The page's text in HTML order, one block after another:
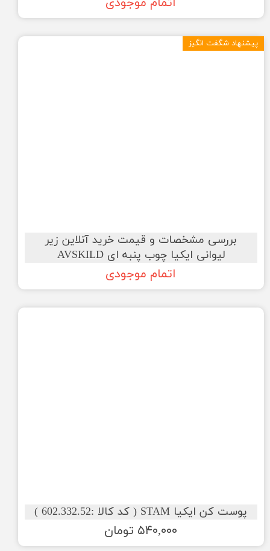
بررسی مشخصات و قیمت خرید آنلاین زیر
لیوانی ایکیا چوب پنبه ای AVSKILD
اتمام موجودی
پیشنهاد شگفت انگیز
پوست کن ایکیا STAM ( کد کالا :602.332.52 )
۵۴۰,۰۰۰ تومان